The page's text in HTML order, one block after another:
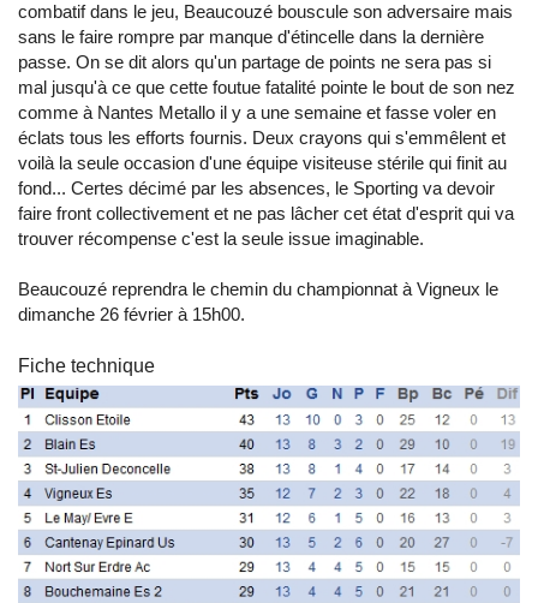
combatif dans le jeu, Beaucouzé bouscule son adversaire mais
sans le faire rompre par manque d'étincelle dans la dernière
passe. On se dit alors qu'un partage de points ne sera pas si
mal jusqu'à ce que cette foutue fatalité pointe le bout de son nez
comme à Nantes Metallo il y a une semaine et fasse voler en
éclats tous les efforts fournis. Deux crayons qui s'emmêlent et
voilà la seule occasion d'une équipe visiteuse stérile qui finit au
fond... Certes décimé par les absences, le Sporting va devoir
faire front collectivement et ne pas lâcher cet état d'esprit qui va
trouver récompense c'est la seule issue imaginable.
Beaucouzé reprendra le chemin du championnat à Vigneux le
dimanche 26 février à 15h00.
Fiche technique